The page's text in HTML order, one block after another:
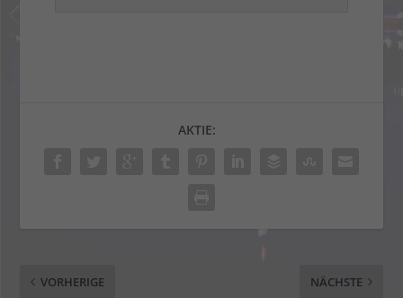
AKTIE:
VORHERIGE NÄCHSTE